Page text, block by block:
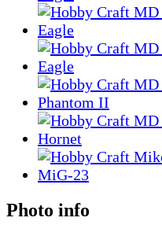
Photo info